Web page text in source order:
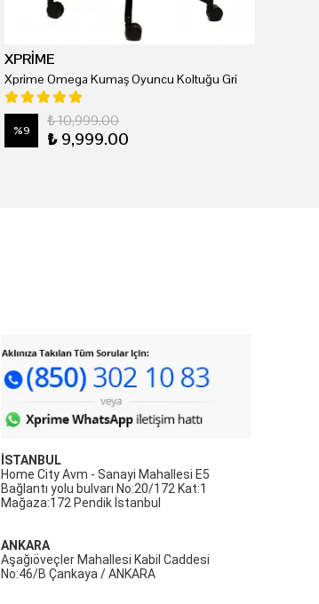
XPRİME
Xprime Omega Kumaş Oyuncu Koltuğu Gri
%9
₺ 10,999.00
₺ 9,999.00
İSTANBUL
Home City Avm - Sanayi Mahallesi E5
Bağlantı yolu bulvarı No:20/172 Kat:1
Mağaza:172 Pendik İstanbul
ANKARA
Aşağıöveçler Mahallesi Kabil Caddesi
No:46/B Çankaya / ANKARA